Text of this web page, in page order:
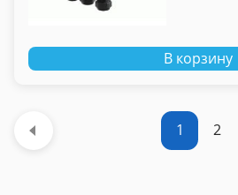
В корзину
1 2